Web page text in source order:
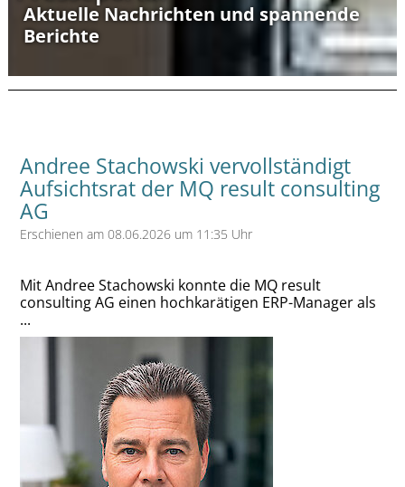
Aktuelle Nachrichten und spannende
Berichte
Andree Stachowski vervollständigt
Aufsichtsrat der MQ result consulting
AG
Erschienen am 08.06.2026 um 11:35 Uhr
Mit Andree Stachowski konnte die MQ result
consulting AG einen hochkarätigen ERP-Manager als
...